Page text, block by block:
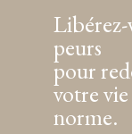
Libérez-
peurs
pour
votre
norme.